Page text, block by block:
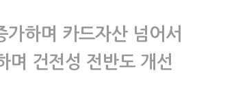
가하며 카드자산 넘어서
며 건전성 전반도 개선